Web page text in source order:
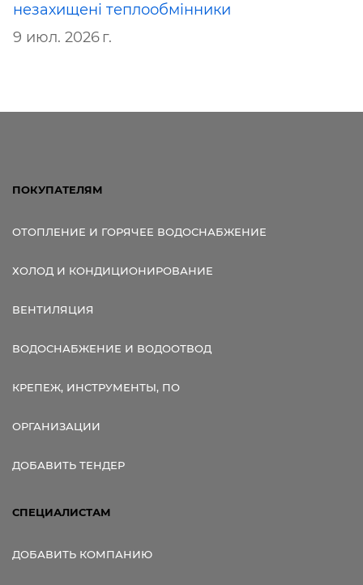
незахищені теплообмінники
9 июл. 2026 г.
ПОКУПАТЕЛЯМ
ОТОПЛЕНИЕ И ГОРЯЧЕЕ ВОДОСНАБЖЕНИЕ
ХОЛОД И КОНДИЦИОНИРОВАНИЕ
ВЕНТИЛЯЦИЯ
ВОДОСНАБЖЕНИЕ И ВОДООТВОД
КРЕПЕЖ, ИНСТРУМЕНТЫ, ПО
ОРГАНИЗАЦИИ
ДОБАВИТЬ ТЕНДЕР
СПЕЦИАЛИСТАМ
ДОБАВИТЬ КОМПАНИЮ